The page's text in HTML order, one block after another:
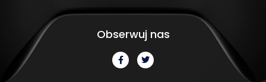
Obserwuj nas